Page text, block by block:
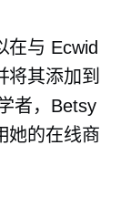
在与 Ecwid
将其添加到
者，Betsy
她的在线商